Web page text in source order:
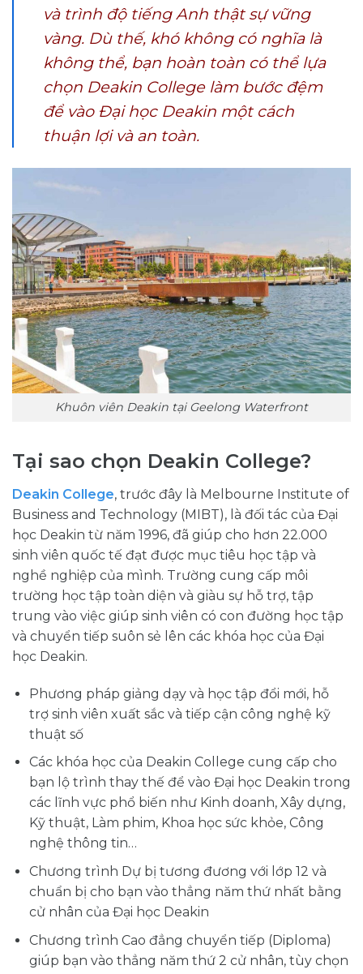
và trình độ tiếng Anh thật sự vững
vàng. Dù thế, khó không có nghĩa là
không thể, bạn hoàn toàn có thể lựa
chọn Deakin College làm bước đệm
để vào Đại học Deakin một cách
thuận lợi và an toàn.
Khuôn viên Deakin tại Geelong Waterfront
Tại sao chọn Deakin College?
Deakin College, trước đây là Melbourne Institute of
Business and Technology (MIBT), là đối tác của Đại
học Deakin từ năm 1996, đã giúp cho hơn 22.000
sinh viên quốc tế đạt được mục tiêu học tập và
nghề nghiệp của mình. Trường cung cấp môi
trường học tập toàn diện và giàu sự hỗ trợ, tập
trung vào việc giúp sinh viên có con đường học tập
và chuyển tiếp suôn sẻ lên các khóa học của Đại
học Deakin.
Phương pháp giảng dạy và học tập đổi mới, hỗ
trợ sinh viên xuất sắc và tiếp cận công nghệ kỹ
thuật số
Các khóa học của Deakin College cung cấp cho
bạn lộ trình thay thế để vào Đại học Deakin trong
các lĩnh vực phổ biến như Kinh doanh, Xây dựng,
Kỹ thuật, Làm phim, Khoa học sức khỏe, Công
nghệ thông tin…
Chương trình Dự bị tương đương với lớp 12 và
chuẩn bị cho bạn vào thẳng năm thứ nhất bằng
cử nhân của Đại học Deakin
Chương trình Cao đẳng chuyển tiếp (Diploma)
giúp bạn vào thẳng năm thứ 2 cử nhân, tùy chọn